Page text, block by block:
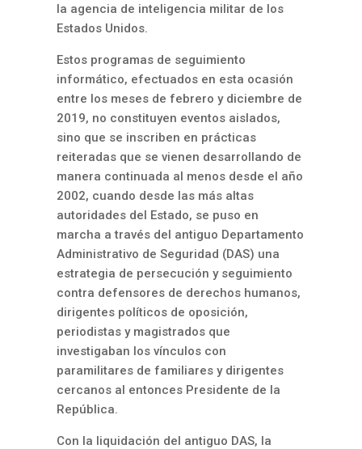
la agencia de inteligencia militar de los
Estados Unidos.
Estos programas de seguimiento
informático, efectuados en esta ocasión
entre los meses de febrero y diciembre de
2019, no constituyen eventos aislados,
sino que se inscriben en prácticas
reiteradas que se vienen desarrollando de
manera continuada al menos desde el año
2002, cuando desde las más altas
autoridades del Estado, se puso en
marcha a través del antiguo Departamento
Administrativo de Seguridad (DAS) una
estrategia de persecución y seguimiento
contra defensores de derechos humanos,
dirigentes políticos de oposición,
periodistas y magistrados que
investigaban los vínculos con
paramilitares de familiares y dirigentes
cercanos al entonces Presidente de la
República.
Con la liquidación del antiguo DAS, la